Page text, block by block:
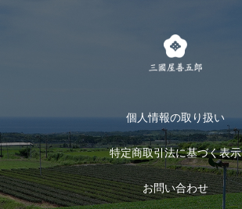
お茶のギフト
おすすめのお茶
お茶に合うスイーツ
ログイン
ログアウト
個人情報の取り扱い
特定商取引法に基づく表示
お問い合わせ